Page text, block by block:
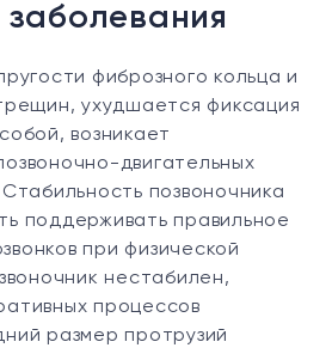
заболевания
фиброзного кольца и
ухудшается фиксация
возникает
двигательных
позвоночника
поддерживать правильное
при физической
нестабилен,
процессов
размер протрузий